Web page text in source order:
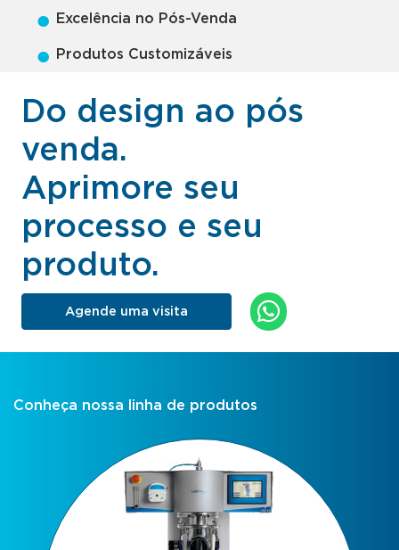
● Excelência no Pós-Venda
● Produtos Customizáveis
Do design ao pós
venda.
Aprimore seu
processo e seu
produto.
Agende uma visita
Conheça nossa linha de produtos